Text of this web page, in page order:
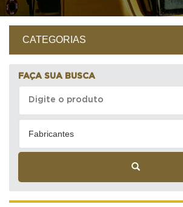
CATEGORIAS
FAÇA SUA BUSCA
Fabricantes